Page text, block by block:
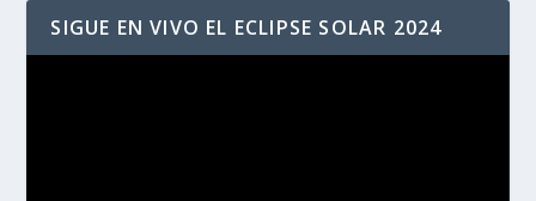
SIGUE EN VIVO EL ECLIPSE SOLAR 2024